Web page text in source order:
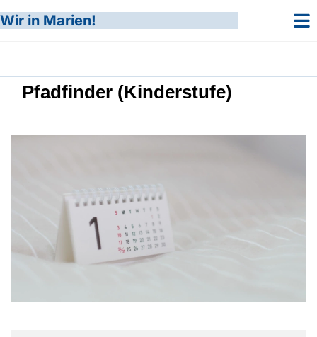
Wir in Marien!
Pfadfinder (Kinderstufe)